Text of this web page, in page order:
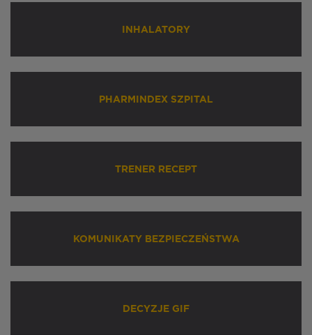
INHALATORY
PHARMINDEX SZPITAL
TRENER RECEPT
KOMUNIKATY BEZPIECZEŃSTWA
DECYZJE GIF